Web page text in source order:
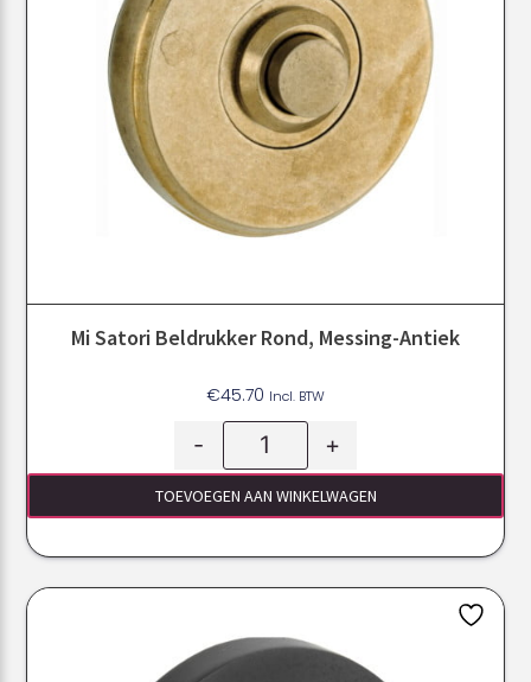
Mi Satori Beldrukker Rond, Messing-Antiek
€45.70 Incl. BTW
- +
TOEVOEGEN AAN WINKELWAGEN